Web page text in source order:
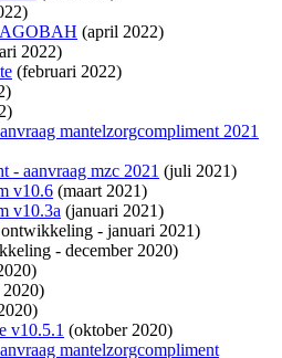
(april 2022)
2022)
(februari 2022)
mantelzorgcompliment 2021
- aanvraag mzc 2021 (juli 2021)
v10.6 (maart 2021)
v10.3a (januari 2021)
- januari 2021)
- december 2020)
v10.5.1 (oktober 2020)
mantelzorgcompliment